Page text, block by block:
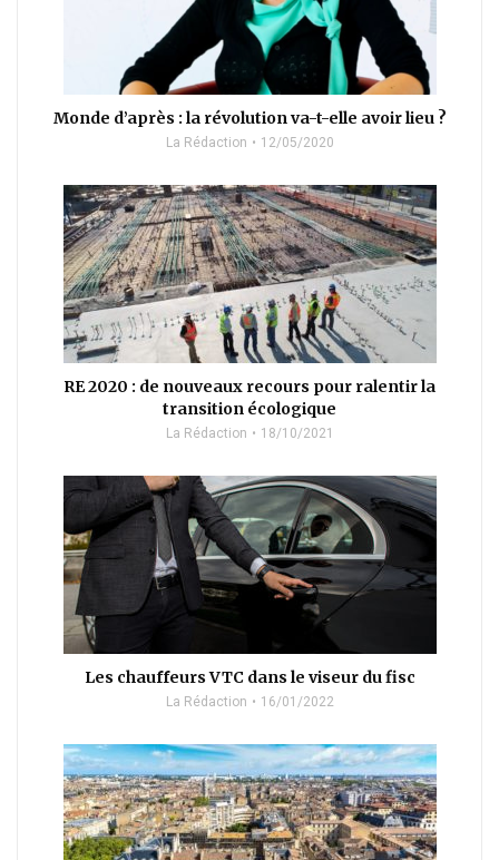
Monde d’après : la révolution va-t-elle avoir lieu ?
La Rédaction 12/05/2020
RE 2020 : de nouveaux recours pour ralentir la
transition écologique
La Rédaction 18/10/2021
Les chauffeurs VTC dans le viseur du fisc
La Rédaction 16/01/2022